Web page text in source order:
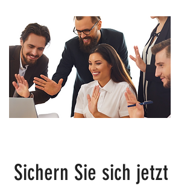
Sichern Sie sich jetzt